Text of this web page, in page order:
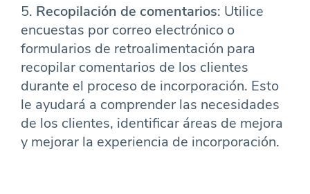
5. Recopilación de comentarios: Utilice
encuestas por correo electrónico o
formularios de retroalimentación para
recopilar comentarios de los clientes
durante el proceso de incorporación. Esto
le ayudará a comprender las necesidades
de los clientes, identificar áreas de mejora
y mejorar la experiencia de incorporación.